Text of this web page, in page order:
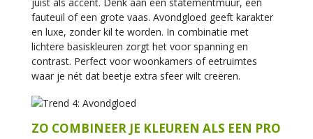
fauteuil of een grote vaas. Avondgloed geeft karakter
en luxe, zonder kil te worden. In combinatie met
lichtere basiskleuren zorgt het voor spanning en
contrast. Perfect voor woonkamers of eetruimtes
waar je nét dat beetje extra sfeer wilt creëren.
ZO COMBINEER JE KLEUREN ALS EEN PRO